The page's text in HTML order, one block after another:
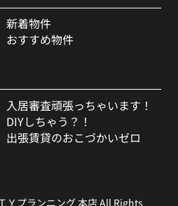
新着物件
おすすめ物件
入居審査頑張っちゃいます！
DIYしちゃう？！
出張賃貸のおこづかいゼロ
Ｙプランニング 本店 All Rights